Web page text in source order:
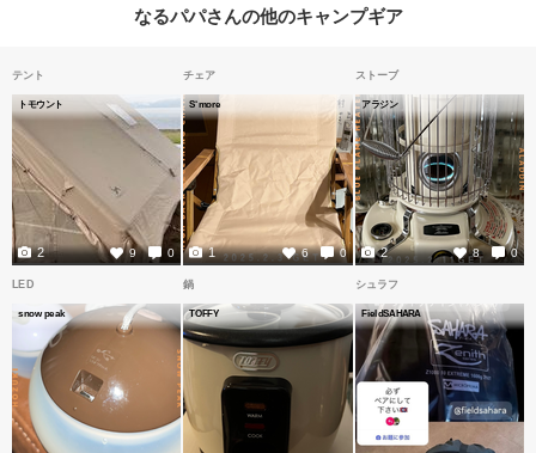
なるパパさんの他のキャンプギア
テント
トモウント
9 0
2
チェア
S‘more
6 0
1
ストーブ
アラジン
8 0
2
LED
snow peak
鍋
TOFFY
シュラフ
FieldSAHARA